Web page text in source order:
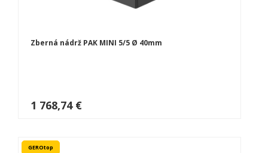
Zberná nádrž PAK MINI 5/5 Ø 40mm
1 768,74 €
GEROtop